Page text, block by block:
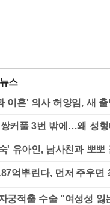
스
이혼' 의사 허양임, 새
커풀 3번 밖에…왜 성
' 유아인, 남사친과 뽀뽀
궁적출 수술 "여성성